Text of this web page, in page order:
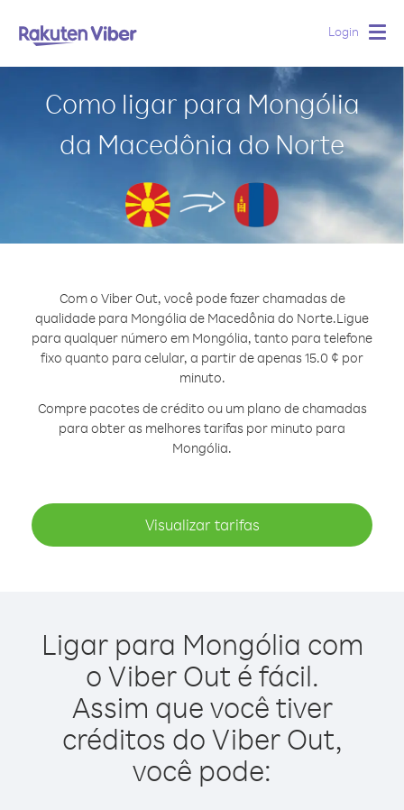
Login
Como ligar para Mongólia
da Macedônia do Norte
Com o Viber Out, você pode fazer chamadas de
qualidade para Mongólia de Macedônia do Norte.Ligue
para qualquer número em Mongólia, tanto para telefone
fixo quanto para celular, a partir de apenas 15.0 ¢ por
minuto.
Compre pacotes de crédito ou um plano de chamadas
para obter as melhores tarifas por minuto para
Mongólia.
Visualizar tarifas
Ligar para Mongólia com
o Viber Out é fácil.
Assim que você tiver
créditos do Viber Out,
você pode: